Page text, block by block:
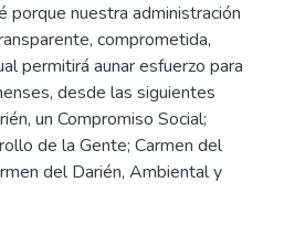
porque nuestra administración
comprometida,
permitirá aunar esfuerzo para
desde las siguientes
un Compromiso Social;
de la Gente; Carmen del
del Darién, Ambiental y